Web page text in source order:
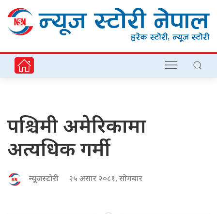
पश्चिमी अमेरिकामा
अत्यधिक गर्मी
न्यूजस्टोरी २५ असार २०८१, सोमबार